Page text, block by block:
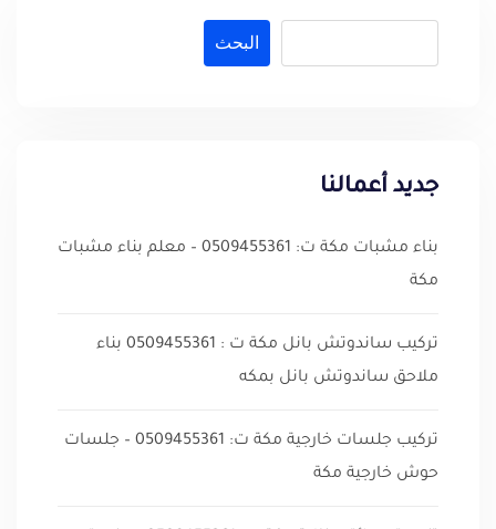
البحث
جديد أعمالنا
بناء مشبات مكة ت: 0509455361 – معلم بناء مشبات
مكة
تركيب ساندوتش بانل مكة ت : 0509455361 بناء
ملاحق ساندوتش بانل بمكه
تركيب جلسات خارجية مكة ت: 0509455361 – جلسات
حوش خارجية مكة